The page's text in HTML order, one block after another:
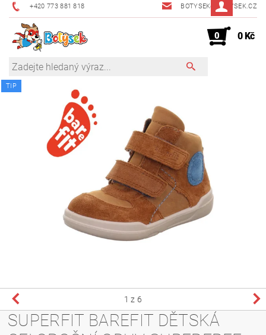
+420 773 881 818 BOTYSEK@BOTYSEK.CZ
0 0 Kč
TIP
1 z 6
SUPERFIT BAREFIT DĚTSKÁ